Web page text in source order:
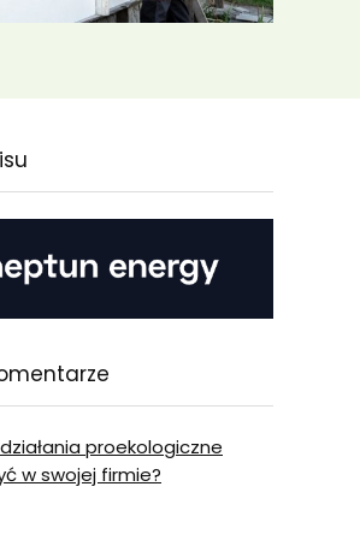
proekologiczne
w swojej firmie?